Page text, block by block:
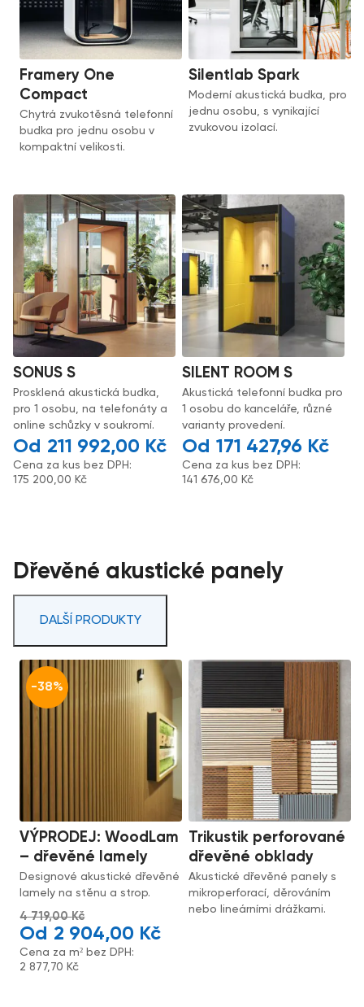
Framery One
Compact
Chytrá zvukotěsná telefonní
budka pro jednu osobu v
kompaktní velikosti.
Silentlab Spark
Moderní akustická budka, pro
jednu osobu, s vynikající
zvukovou izolací.
SONUS S
Prosklená akustická budka,
pro 1 osobu, na telefonáty a
online schůzky v soukromí.
211 992,00 Kč
Cena za kus bez DPH:
175 200,00 Kč
SILENT ROOM S
Akustická telefonní budka pro
1 osobu do kanceláře, různé
varianty provedení.
171 427,96 Kč
Cena za kus bez DPH:
141 676,00 Kč
Dřevěné akustické panely
DALŠÍ PRODUKTY
-38%
VÝPRODEJ: WoodLam
– dřevěné lamely
Designové akustické dřevěné
lamely na stěnu a strop.
4 719,00Kč
2 904,00 Kč
Cena za m² bez DPH:
2 877,70 Kč
Trikustik perforované
dřevěné obklady
Akustické dřevěné panely s
mikroperforací, děrováním
nebo lineárními drážkami.